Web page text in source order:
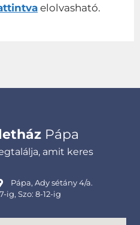
elolvasható.
Pápa
amit keres
Pápa, Ady sétány 4/a.
ig, Szo: 8-12-ig